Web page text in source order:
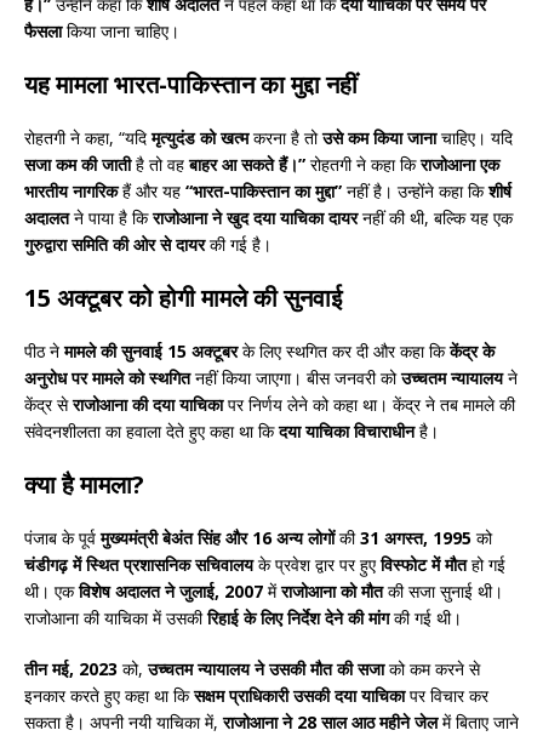
फैसलाकिया जाना चाहिए।
यह मामलाभारत-पाकिस्तान का मुद्दानहीं
रोहतगी ने कहा, “यदिमृत्युदंड को खत्मकरना है तोउसे कम किया जानाचाहिए। यदि
सजा कम की जातीहै तो वहबाहर आ सकते हैं।” रोहतगी ने कहा किराजोआना एक
भारतीय नागरिकहैं और यह “भारत-पाकिस्तान का मुद्दा” नहीं है। उन्होंने कहा किशीर्ष
अदालतने पाया है किराजोआना ने खुद दया याचिका दायरनहीं की थी, बल्कि यह एक
गुरुद्वारा समिति की ओर से दायरकी गई है।
15 अक्टूबर को होगी मामले की सुनवाई
पीठ नेमामले की सुनवाई 15 अक्टूबरके लिए स्थगित कर दी और कहा किकेंद्र के
अनुरोध पर मामले को स्थगितनहीं किया जाएगा। बीस जनवरी कोउच्चतम न्यायालयने
केंद्र सेराजोआना की दया याचिकापर निर्णय लेने को कहा था। केंद्र ने तब मामले की
संवेदनशीलता का हवाला देते हुए कहा था किदया याचिका विचाराधीनहै।
क्या है मामला?
पंजाब के पूर्वमुख्यमंत्री बेअंत सिंह और 16 अन्य लोगोंकी31 अगस्त, 1995 को
चंडीगढ़ में स्थित प्रशासनिक सचिवालयके प्रवेश द्वार पर हुएविस्फोट में मौतहो गई
थी। एकविशेष अदालत ने जुलाई, 2007 मेंराजोआना को मौतकी सजा सुनाई थी।
राजोआना की याचिका में उसकीरिहाई के लिए निर्देश देने की मांगकी गई थी।
तीन मई, 2023 को,उच्चतम न्यायालय ने उसकी मौत की सजाको कम करने से
इनकार करते हुए कहा था किसक्षम प्राधिकारी उसकी दया याचिकापर विचार कर
सकता है। अपनी नयी याचिका में,राजोआना ने 28 साल आठ महीने जेलमें बिताए जाने